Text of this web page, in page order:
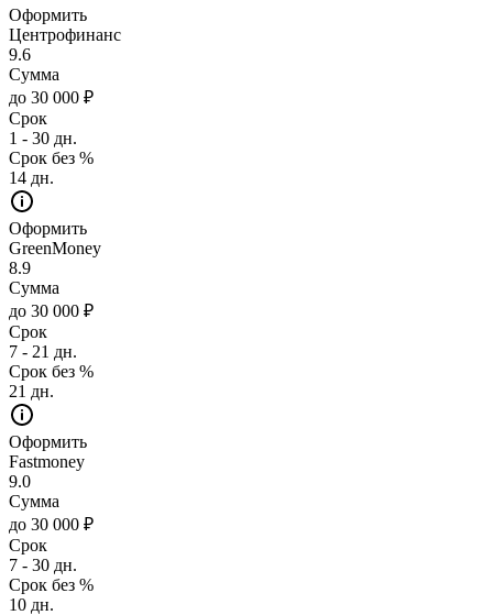
Оформить
Центрофинанс
9.6
Сумма
до 30 000 ₽
Срок
1 - 30 дн.
Срок без %
14 дн.
Оформить
GreenMoney
8.9
Сумма
до 30 000 ₽
Срок
7 - 21 дн.
Срок без %
21 дн.
Оформить
Fastmoney
9.0
Сумма
до 30 000 ₽
Срок
7 - 30 дн.
Срок без %
10 дн.